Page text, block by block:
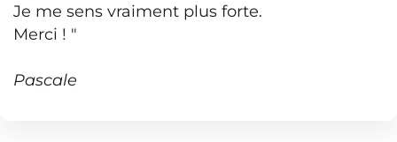
Je me sens vraiment plus forte.
Merci ! "
Pascale